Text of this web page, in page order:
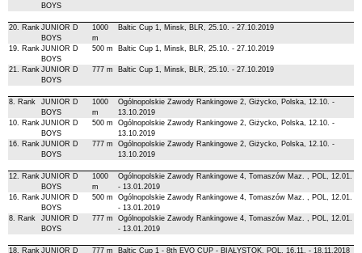
BOYS
20. Rank JUNIOR D
BOYS
1000
m
Baltic Cup 1, Minsk, BLR, 25.10. - 27.10.2019
19. Rank JUNIOR D
BOYS
500 m Baltic Cup 1, Minsk, BLR, 25.10. - 27.10.2019
21. Rank JUNIOR D
BOYS
777 m Baltic Cup 1, Minsk, BLR, 25.10. - 27.10.2019
8. Rank
JUNIOR D
BOYS
1000
m
Ogólnopolskie Zawody Rankingowe 2, Giżycko, Polska, 12.10. -
13.10.2019
10. Rank JUNIOR D
BOYS
500 m
Ogólnopolskie Zawody Rankingowe 2, Giżycko, Polska, 12.10. -
13.10.2019
16. Rank JUNIOR D
BOYS
777 m
Ogólnopolskie Zawody Rankingowe 2, Giżycko, Polska, 12.10. -
13.10.2019
12. Rank JUNIOR D
BOYS
1000
m
Ogólnopolskie Zawody Rankingowe 4, Tomaszów Maz. , POL, 12.01.
- 13.01.2019
16. Rank JUNIOR D
BOYS
500 m
Ogólnopolskie Zawody Rankingowe 4, Tomaszów Maz. , POL, 12.01.
- 13.01.2019
8. Rank
JUNIOR D
BOYS
777 m
Ogólnopolskie Zawody Rankingowe 4, Tomaszów Maz. , POL, 12.01.
- 13.01.2019
18. Rank JUNIOR D 777 m Baltic Cup 1 - 8th EVO CUP - BIAŁYSTOK, POL, 16.11. - 18.11.2018